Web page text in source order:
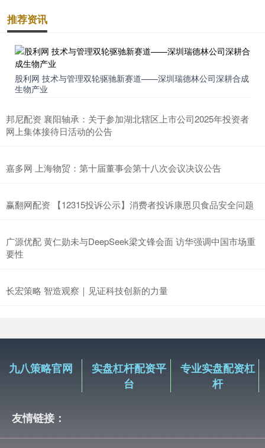
推荐资讯
股利网 技术与管理双轮驱驰新赛道——深圳瑞德林公司深耕合成
生物产业
邦尼配资 襄阳轴承：关于参加湖北辖区上市公司2025年投资者
网上集体接待日活动的公告
嘉多网 上海物贸：第十届董事会第十八次会议决议公告
赢翻网配资 【12315投诉公示】消费者投诉康恩贝食品安全问题
广源优配 黄仁勋未与DeepSeek梁文锋会面 访华强调中国市场重
要性
长宏策略 智造观察｜见证科技创新的力量
九八策略官网
实盘杠杆配资平
台
专业实盘配资杠
杆
友情链接：